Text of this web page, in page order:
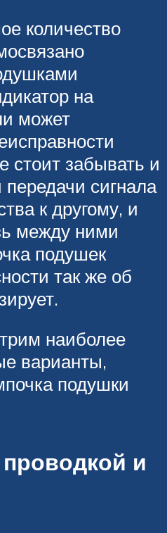
количество
на
может
стоит забывать и
сигнала
к другому, и
между ними
подушек
так же об
наиболее
варианты,
подушки
и